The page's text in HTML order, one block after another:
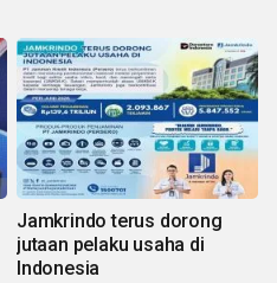
Jamkrindo terus dorong
jutaan pelaku usaha di
Indonesia